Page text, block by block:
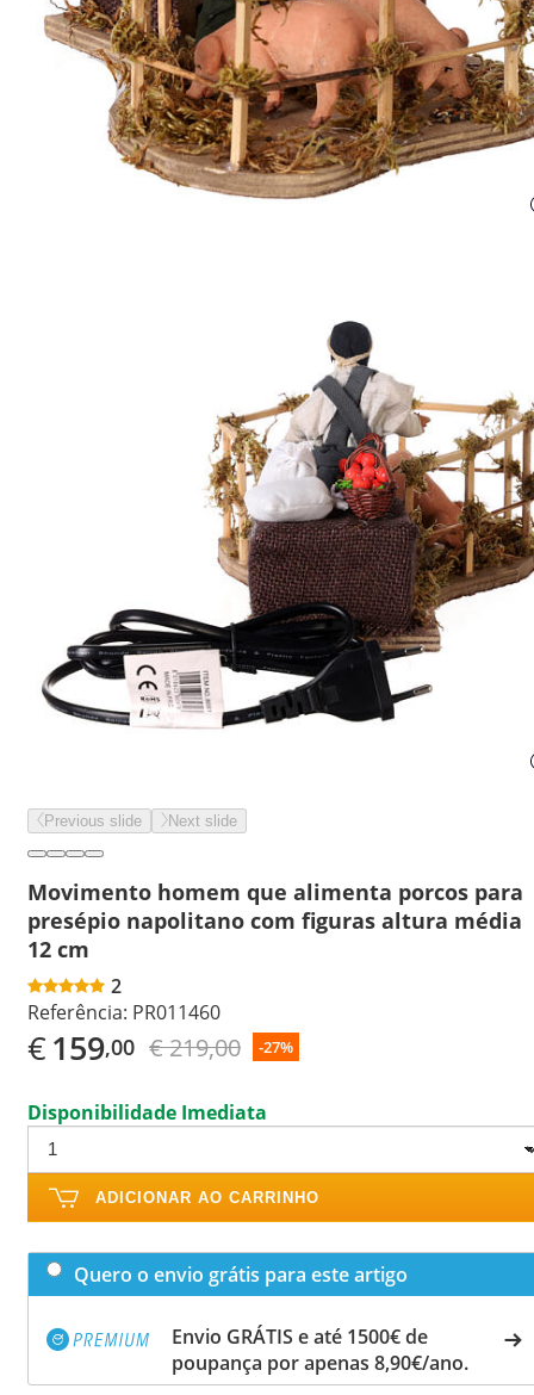
Previous slide Next slide
Movimento homem que alimenta porcos para
presépio napolitano com figuras altura média
12 cm
2
Referência: PR011460
€159,00 € 219,00 -27%
Disponibilidade Imediata
ADICIONAR AO CARRINHO
Quero o envio grátis para este artigo
Envio GRÁTIS e até 1500€ de
poupança por apenas 8,90€/ano.